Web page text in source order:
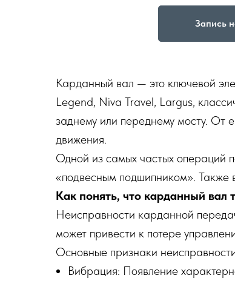
Запись
Карданный вал — это ключевой
Legend, Niva Travel, Largus,
заднему или переднему мосту. От
движения.
Одной из самых частых операций
«подвесным подшипником». Также
Как понять, что карданный вал
Неисправности карданной
может привести к потере
Основные признаки
Вибрация: Появление